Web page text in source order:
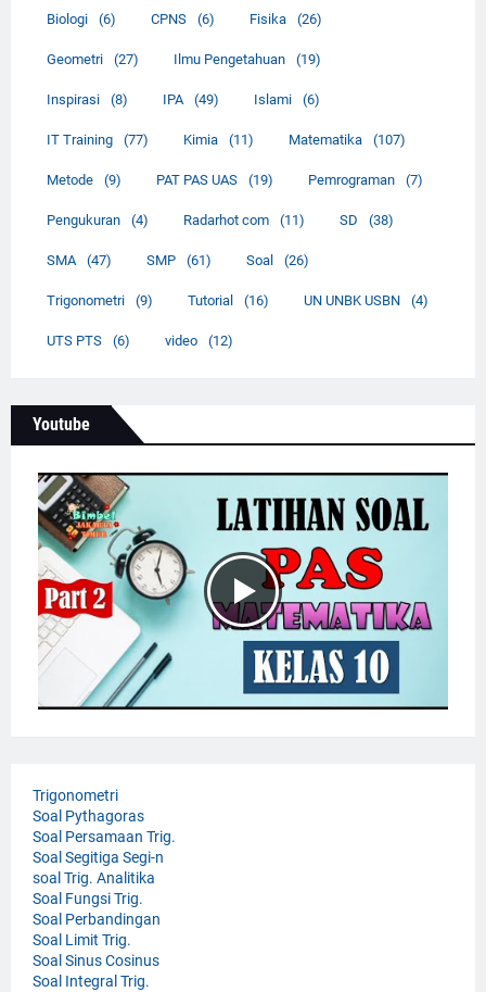
Biologi (6) CPNS (6) Fisika (26)
Geometri (27) Ilmu Pengetahuan (19)
Inspirasi (8) IPA (49) Islami (6)
IT Training (77) Kimia (11) Matematika (107)
Metode (9) PAT PAS UAS (19) Pemrograman (7)
Pengukuran (4) Radarhot com (11) SD (38)
SMA (47) SMP (61) Soal (26)
Trigonometri (9) Tutorial (16) UN UNBK USBN (4)
UTS PTS (6) video (12)
Youtube
Trigonometri
Soal Pythagoras
Soal Persamaan Trig.
Soal Segitiga Segi-n
soal Trig. Analitika
Soal Fungsi Trig.
Soal Perbandingan
Soal Limit Trig.
Soal Sinus Cosinus
Soal Integral Trig.